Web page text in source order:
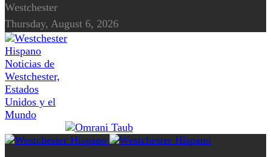
Westchester
Thursday, August 6, 2026
Noticias de
Westchester,
Estados
Unidos y el
Mundo